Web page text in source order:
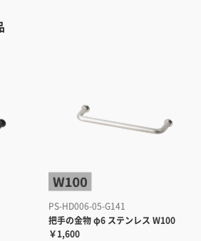
PS-HD006-05-G141
把手の金物 φ6 ステンレス W100
￥1,600